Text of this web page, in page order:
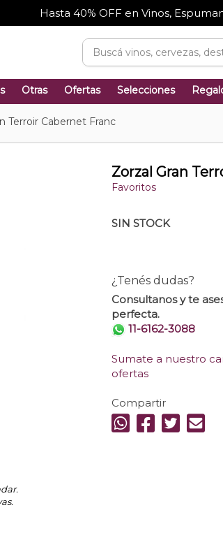
Hasta 40% OFF en Vinos,
Otras Ofertas Selecciones
Terroir Cabernet Franc
Zorzal Gran
Favoritos
SIN STOCK
¿Tenés dudas?
Consultanos y te
perfecta.
11-6162-3088
Sumate a nuestro
ofertas
Compartir